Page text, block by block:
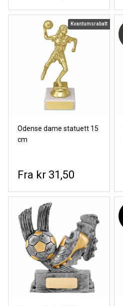
Kvantumsrabatt
Odense dame statuett 15
cm
kr 31,50